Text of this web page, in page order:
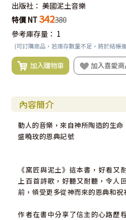
出版社： 美國泥土音樂
特價 NT 342380
參考庫存量： 1
(可訂購商品，若庫存數量不足，將於結帳
加入購物車 加入喜愛
內容簡介
動人的音樂，來自神所陶造的生命
盛曉玫的恩典記號
《窯匠與泥土》這本書，好看又
上百首詩歌，好聽又耐聽，令人
前，領受更多從神而來的恩典和祝
作者在書中分享了信主的心路歷